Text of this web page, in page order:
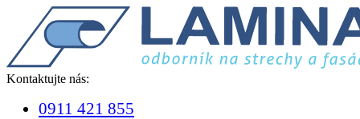
Kontaktujte nás:
0911 421 855